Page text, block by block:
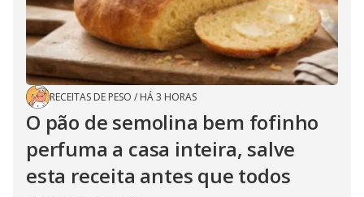
RECEITAS DE PESO / HÁ 3 HORAS
O pão de semolina bem fofinho
perfuma a casa inteira, salve
esta receita antes que todos